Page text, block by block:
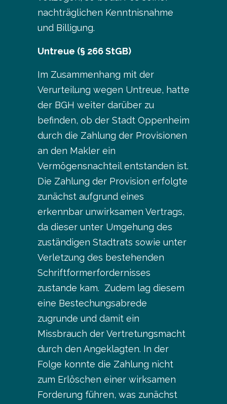
nachträglichen Kenntnisnahme
und Billigung.
Untreue (§ 266 StGB)
Im Zusammenhang mit der
Verurteilung wegen Untreue, hatte
der BGH weiter darüber zu
befinden, ob der Stadt Oppenheim
durch die Zahlung der Provisionen
an den Makler ein
Vermögensnachteil entstanden ist.
Die Zahlung der Provision erfolgte
zunächst aufgrund eines
erkennbar unwirksamen Vertrags,
da dieser unter Umgehung des
zuständigen Stadtrats sowie unter
Verletzung des bestehenden
Schriftformerfordernisses
zustande kam. Zudem lag diesem
eine Bestechungsabrede
zugrunde und damit ein
Missbrauch der Vertretungsmacht
durch den Angeklagten. In der
Folge konnte die Zahlung nicht
zum Erlöschen einer wirksamen
Forderung führen, was zunächst